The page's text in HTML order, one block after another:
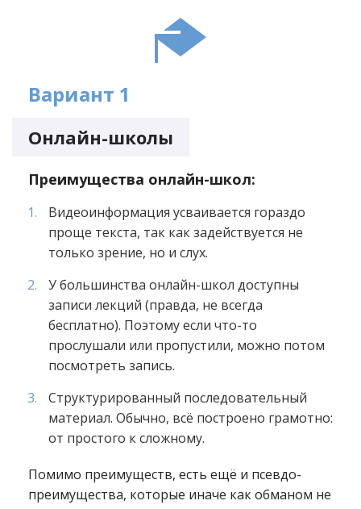
Вариант 1
Онлайн-школы
Преимущества онлайн-школ:
Видеоинформация усваивается гораздо
проще текста, так как задействуется не
только зрение, но и слух.
У большинства онлайн-школ доступны
записи лекций (правда, не всегда
бесплатно). Поэтому если что-то
прослушали или пропустили, можно потом
посмотреть запись.
Структурированный последовательный
материал. Обычно, всё построено грамотно:
от простого к сложному.
Помимо преимуществ, есть ещё и псевдо-
преимущества, которые иначе как обманом не